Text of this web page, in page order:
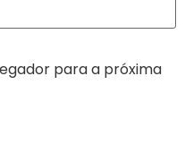
para a próxima